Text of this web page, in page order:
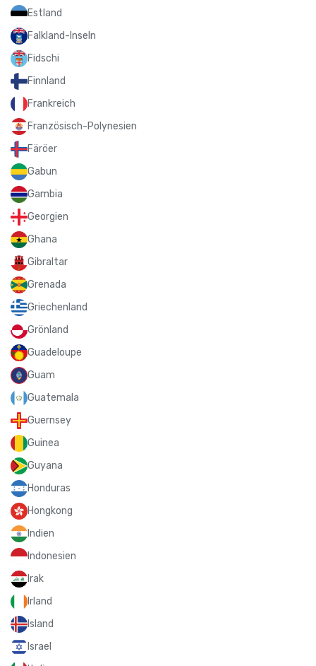
Estland
Falkland-Inseln
Fidschi
Finnland
Frankreich
Französisch-Polynesien
Färöer
Gabun
Gambia
Georgien
Ghana
Gibraltar
Grenada
Griechenland
Grönland
Guadeloupe
Guam
Guatemala
Guernsey
Guinea
Guyana
Honduras
Hongkong
Indien
Indonesien
Irak
Irland
Island
Israel